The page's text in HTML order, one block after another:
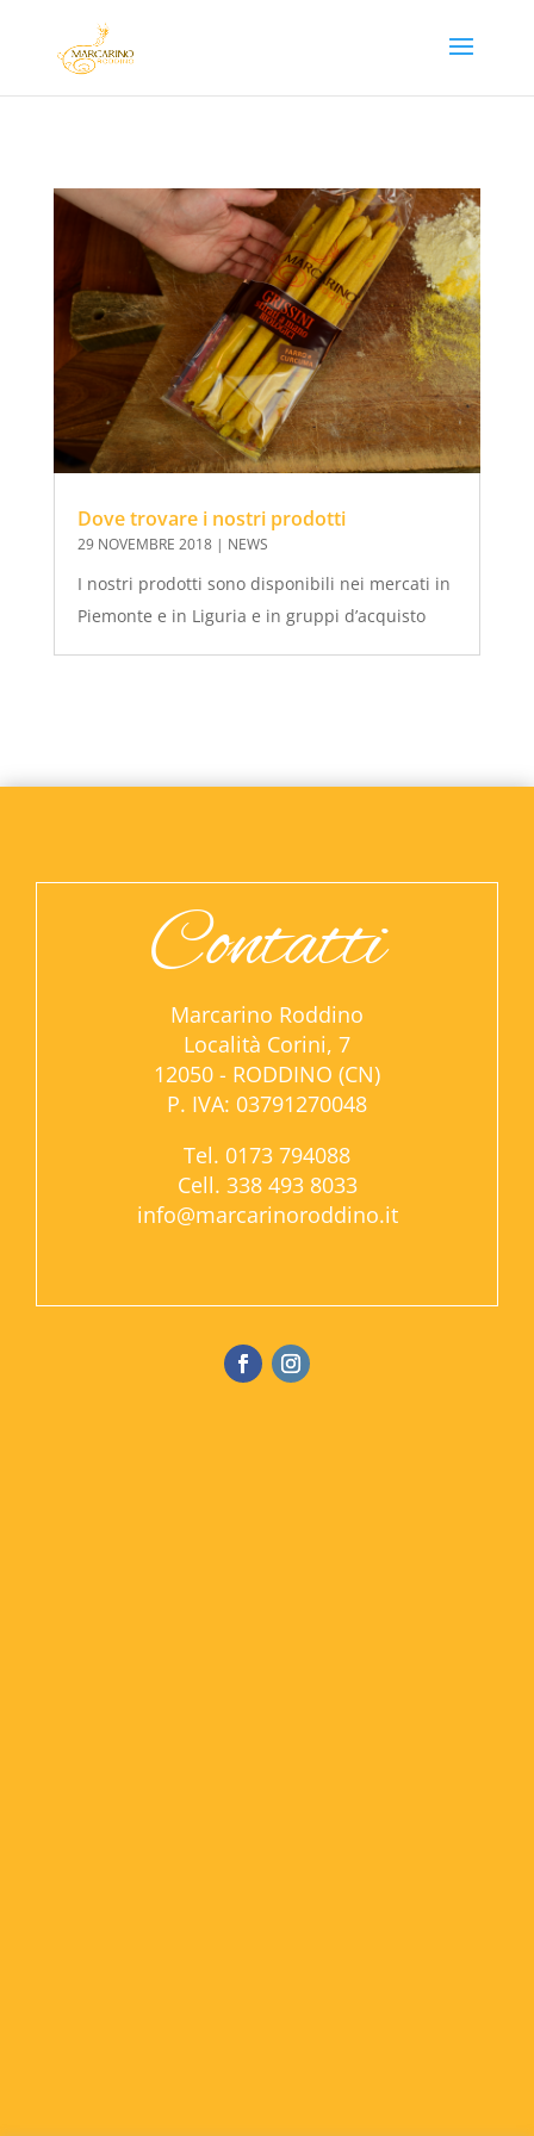
Dove trovare i nostri prodotti
29 NOVEMBRE 2018| NEWS
I nostri prodotti sono disponibili nei mercati in
Piemonte e in Liguria e in gruppi d’acquisto
Contatti
Marcarino Roddino
Località Corini, 7
12050 - RODDINO (CN)
P. IVA: 03791270048
Tel. 0173 794088
Cell. 338 493 8033
info@marcarinoroddino.it